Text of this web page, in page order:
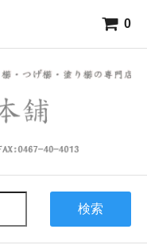
0
検索